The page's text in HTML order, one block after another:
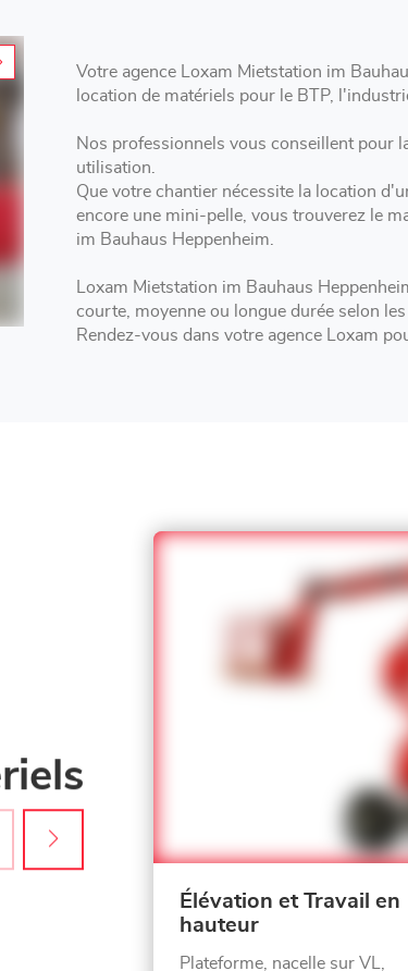
Votre agence Loxam Mietstation im
location de matériels pour le BTP,
Nos professionnels vous conseillent pour la location d'outillage
utilisation.
Que votre chantier nécessite la location
encore une mini-pelle, vous trouverez le
im Bauhaus Heppenheim.
Loxam Mietstation im Bauhaus
courte, moyenne ou longue durée selon
Rendez-vous dans votre agence Loxam
Élévation et Travail en
hauteur
Plateforme, nacelle sur VL,